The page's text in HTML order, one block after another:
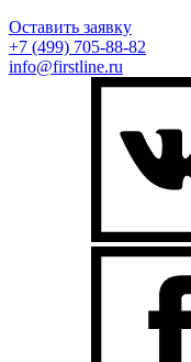
Оставить заявку
+7 (499) 705-88-82
info@firstline.ru